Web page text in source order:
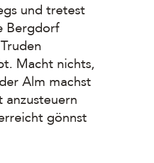
und tretest
Bergdorf
Macht nichts,
Alm machst
anzusteuern
gönnst